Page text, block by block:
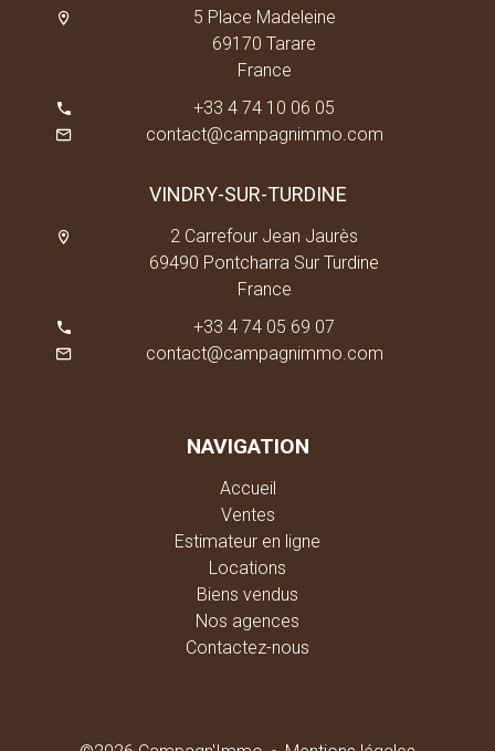
5 Place Madeleine
69170 Tarare
France
+33 4 74 10 06 05
contact@campagnimmo.com
VINDRY-SUR-TURDINE
2 Carrefour Jean Jaurès
69490 Pontcharra Sur Turdine
France
+33 4 74 05 69 07
contact@campagnimmo.com
NAVIGATION
Accueil
Ventes
Estimateur en ligne
Locations
Biens vendus
Nos agences
Contactez-nous